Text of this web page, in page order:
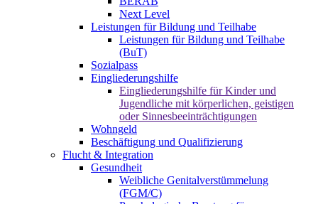
Next Level
Leistungen für Bildung und Teilhabe
Leistungen für Bildung und Teilhabe
(BuT)
Sozialpass
Eingliederungshilfe
Eingliederungshilfe für Kinder und
Jugendliche mit körperlichen, geistigen
oder Sinnesbeeinträchtigungen
Wohngeld
Beschäftigung und Qualifizierung
Flucht & Integration
Gesundheit
Weibliche Genitalverstümmelung
(FGM/C)